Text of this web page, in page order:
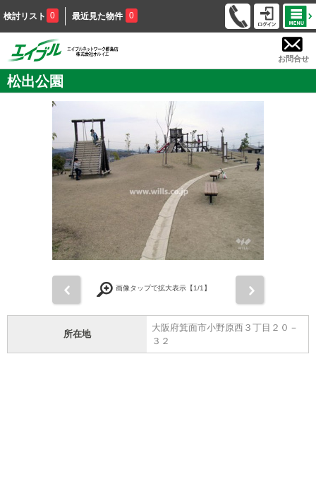
検討リスト 0 最近見た物件 0
お問合せ
松出公園
画像タップで拡大表示【1/1】
所在地
大阪府箕面市小野原西３丁目２０－
３２